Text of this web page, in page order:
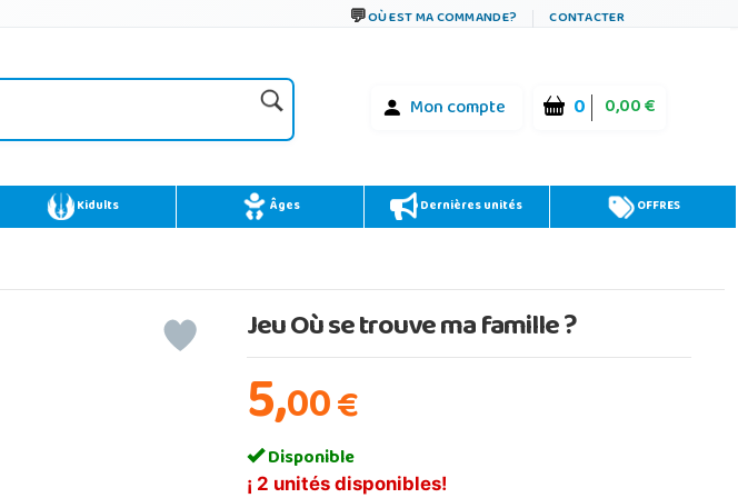
OÙ EST MA COMMANDE? CONTACTER
Mon compte 0 0,00 €
Kidults Âges Dernières unités OFFRES
Jeu Où se trouve ma famille ?
5,00€
Disponible
¡ 2 unités disponibles!